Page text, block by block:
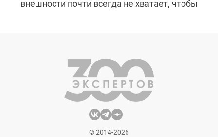
внешности почти всегда не хватает, чтобы
знаменитостях, которые по праву сегодня
являются кумирами миллионов и служат
примером для подражания.
© 2014-2026